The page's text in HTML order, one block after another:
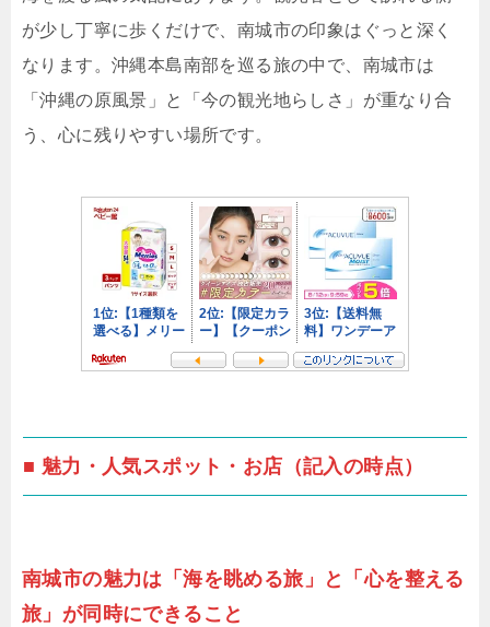
が少し丁寧に歩くだけで、南城市の印象はぐっと深く
なります。沖縄本島南部を巡る旅の中で、南城市は
「沖縄の原風景」と「今の観光地らしさ」が重なり合
う、心に残りやすい場所です。
■ 魅力・人気スポット・お店（記入の時点）
南城市の魅力は「海を眺める旅」と「心を整える
旅」が同時にできること